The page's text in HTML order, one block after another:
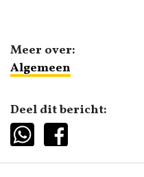
Meer over:
Algemeen
Deel dit bericht: